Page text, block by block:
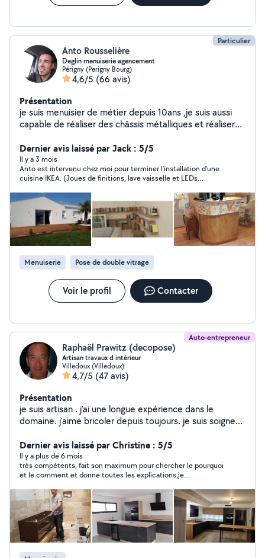
tous le département voire la région si le projet est
discuter de votre projet.
Particulier
Anto Rousselière
Deglin menuiserie agencement
Périgny (Perigny Bourg)
4,6/5 (66 avis)
Présentation
je suis menuisier de métier depuis 10ans ,je suis aussi
capable de réaliser des châssis métalliques et réaliser
de portail,volet, parquet,cuisine et dressing sur mesure.
J'ai aussi des notions en électricité et plomberie, je
peux aussi vous aider dans la manutention. Je suis une
personne sérieuse et méticuleuse, j'aime le travail bien
fait et la nouveauté. Je suis quelqu'un de créatif
n'hésitez pas à me contacter pour toutes sortes de
projets.
Dernier avis laissé par Jack : 5/5
Il y a 3 mois
Anto est intervenu chez moi pour terminer l’installation d’une
cuisine IKEA. (Joues de finitions, lave vaisselle et LEDs
les finitions dont j’avais besoin. Je vous recommande vivement
son expertise !
Menuiserie Pose de double vitrage
Voir le profil Contacter
Auto-entrepreneur
Raphaël Prawitz (decopose)
Artisan travaux d intérieur
Villedoux (Villedoux)
4,7/5 (47 avis)
Présentation
je suis artisan . j'ai une longue expérience dans le
domaine. j'aime bricoler depuis toujours. je suis soigneux
rénové plusieurs biens immobiliers par passion .
Dernier avis laissé par Christine : 5/5
Il y a plus de 6 mois
très compétents, fait son maximum pour chercher le pourquoi
et le comment et donne toutes les explications,je